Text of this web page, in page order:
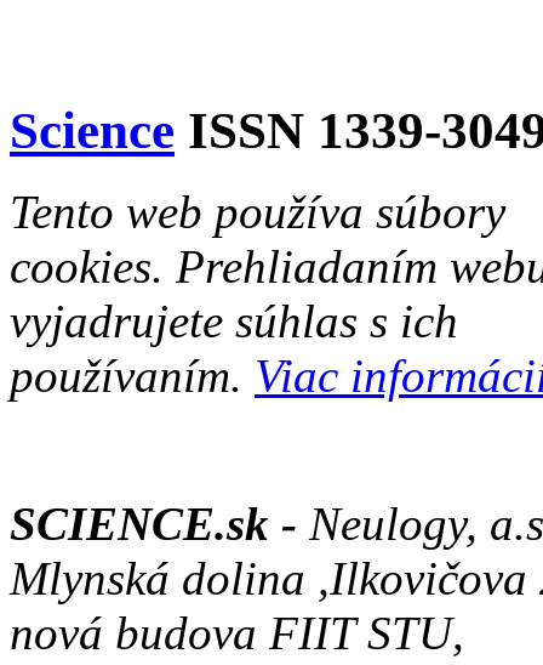
Science ISSN 1339-
Tento web používa súbory
cookies. Prehliadaním
vyjadrujete súhlas s ich
používaním. Viac
SCIENCE.sk - Neulogy,
Mlynská dolina ,Ilkovičova
nová budova FIIT STU,